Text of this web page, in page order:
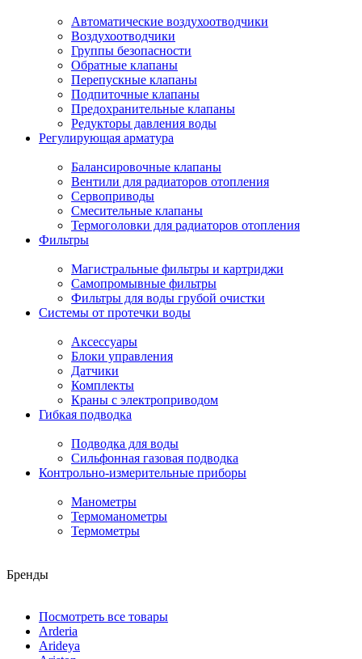
Автоматические воздухоотводчики
Воздухоотводчики
Группы безопасности
Обратные клапаны
Перепускные клапаны
Подпиточные клапаны
Предохранительные клапаны
Редукторы давления воды
Регулирующая арматура
Балансировочные клапаны
Вентили для радиаторов отопления
Сервоприводы
Смесительные клапаны
Термоголовки для радиаторов отопления
Фильтры
Магистральные фильтры и картриджи
Самопромывные фильтры
Фильтры для воды грубой очистки
Системы от протечки воды
Аксессуары
Блоки управления
Датчики
Комплекты
Краны с электроприводом
Гибкая подводка
Подводка для воды
Сильфонная газовая подводка
Контрольно-измерительные приборы
Манометры
Термоманометры
Термометры
Бренды
Посмотреть все товары
Arderia
Arideya